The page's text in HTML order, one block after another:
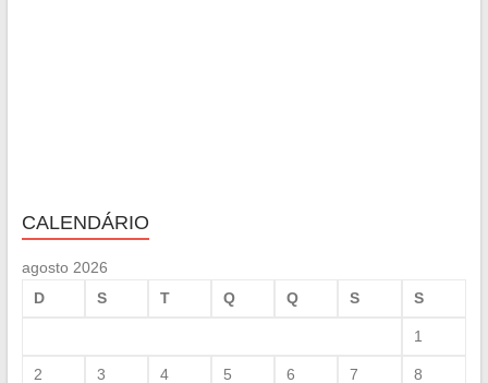
CALENDÁRIO
agosto 2026
D
S T Q Q S S
1
2 3 4 5 6 7 8